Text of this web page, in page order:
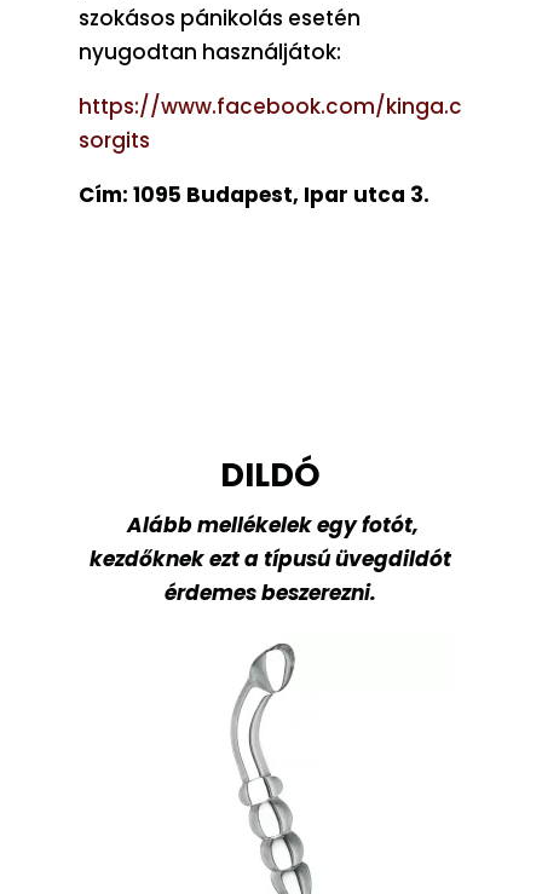
szokásos pánikolás esetén
nyugodtan használjátok:
https://www.facebook.com/kinga.c
sorgits
Cím: 1095 Budapest, Ipar utca 3.
DILDÓ
Alább mellékelek egy fotót,
kezdőknek ezt a típusú üvegdildót
érdemes beszerezni.